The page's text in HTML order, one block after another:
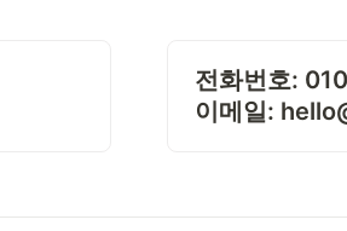
전화번호:
이메일: